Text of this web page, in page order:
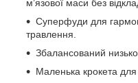
м’язової маси без
Суперфуди для
травлення.
Збалансований
Маленька крокета для